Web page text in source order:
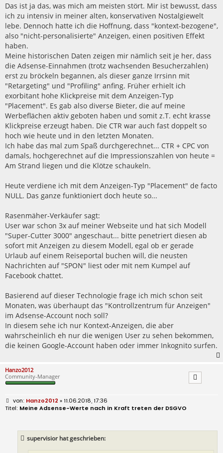
Das ist ja das, was mich am meisten stört. Mir ist bewusst, dass
ich zu intensiv in meiner alten, konservativen Nostalgiewelt
lebe. Dennoch hatte ich die Hoffnung, dass "kontext-bezogene",
also "nicht-personalisierte" Anzeigen, einen positiven Effekt
haben.
Meine historischen Daten zeigen mir nämlich seit je her, dass
die Adsense-Einnahmen (trotz wachsenden Besucherzahlen)
erst zu bröckeln begannen, als dieser ganze Irrsinn mit
"Retargeting" und "Profiling" anfing. Früher erhielt ich
exorbitant hohe Klickpreise mit dem Anzeigen-Typ
"Placement". Es gab also diverse Bieter, die auf meine
Werbeflächen aktiv geboten haben und somit z.T. echt krasse
Klickpreise erzeugt haben. Die CTR war auch fast doppelt so
hoch wie heute und in den letzten Monaten.
Ich habe das mal zum Spaß durchgerechnet... CTR + CPC von
damals, hochgerechnet auf die Impressionszahlen von heute =
Am Strand liegen und die Klötze schaukeln.
Heute verdiene ich mit dem Anzeigen-Typ "Placement" de facto
NULL. Das ganze funktioniert doch heute so...
Rasenmäher-Verkäufer sagt:
User war schon 3x auf meiner Webseite und hat sich Modell
"Super-Cutter 3000" angeschaut... bitte penetriert diesen ab
sofort mit Anzeigen zu diesem Modell, egal ob er gerade
Urlaub auf einem Reiseportal buchen will, die neusten
Nachrichten auf "SPON" liest oder mit nem Kumpel auf
Facebook chattet.
Basierend auf dieser Technologie frage ich mich schon seit
Monaten, was überhaupt das "Kontrollzentrum für Anzeigen"
im Adsense-Account noch soll?
In diesem sehe ich nur Kontext-Anzeigen, die aber
wahrscheinlich eh nur die wenigen User zu sehen bekommen,
die keinen Google-Account haben oder immer Inkognito surfen.
Hanzo2012
Community-Manager
B
e
Hanzo2012 » 11.06.2018, 17:36
Meine Adsense-Werte nach in Kraft treten der DSGVO
supervisior hat geschrieben: